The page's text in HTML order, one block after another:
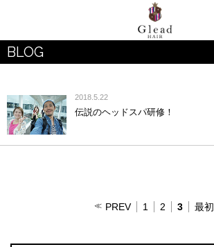
BLOG
2018.5.22
伝説のヘッドスパ研修！
PREV 1 2 3 最初